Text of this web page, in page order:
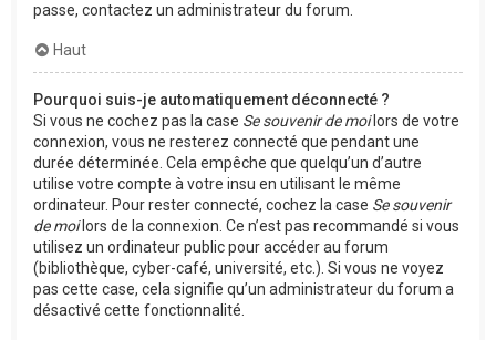
passe, contactez un administrateur du forum.
Haut
Pourquoi suis-je automatiquement déconnecté ?
Si vous ne cochez pas la case Se souvenir de moilors de votre
connexion, vous ne resterez connecté que pendant une
durée déterminée. Cela empêche que quelqu’un d’autre
utilise votre compte à votre insu en utilisant le même
ordinateur. Pour rester connecté, cochez la case Se souvenir
de moilors de la connexion. Ce n’est pas recommandé si vous
utilisez un ordinateur public pour accéder au forum
(bibliothèque, cyber-café, université, etc.). Si vous ne voyez
pas cette case, cela signifie qu’un administrateur du forum a
désactivé cette fonctionnalité.